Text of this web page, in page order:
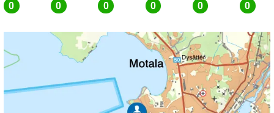
0
0
0
0
0
0